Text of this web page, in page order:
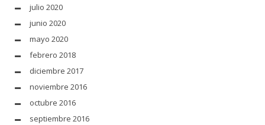
julio 2020
junio 2020
mayo 2020
febrero 2018
diciembre 2017
noviembre 2016
octubre 2016
septiembre 2016